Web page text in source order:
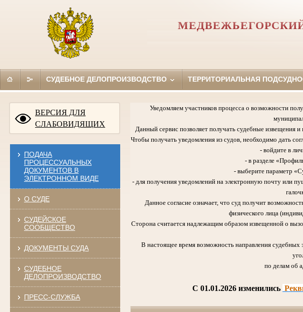
СУДЕБНОЕ ДЕЛОПРОИЗВОДСТВО ТЕРРИТОРИАЛЬНАЯ
ВЕРСИЯ ДЛЯ
СЛАБОВИДЯЩИХ
ПОДАЧА
ПРОЦЕССУАЛЬНЫХ
ДОКУМЕНТОВ В
ЭЛЕКТРОННОМ ВИДЕ
О СУДЕ
СУДЕЙСКОЕ
СООБЩЕСТВО
ДОКУМЕНТЫ СУДА
СУДЕБНОЕ
ДЕЛОПРОИЗВОДСТВО
ПРЕСС-СЛУЖБА
Уведомляем участников процесса о возможности
Данный сервис позволяет получать судебные извещения
Чтобы получать уведомления из судов, необходимо дать
- войдите в
- в разделе
- выберите параметр
- для получения уведомлений на электронную почту или
Данное согласие означает, что суд получит
физического лица
Сторона считается надлежащим образом извещенной о
В настоящее время возможность направления
по делам об
C 01.01.2026 изменились